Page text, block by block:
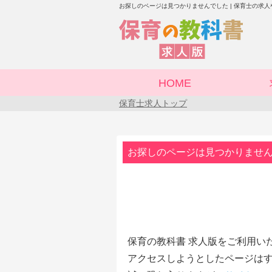
お探しのページは見つかりませんでした | 保育士の求
HOME
保育士求人トップ
お探しのページは見つかりませ
保育の教科書 求人版をご利用い
アクセスしようとしたページは